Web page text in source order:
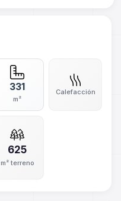
331
m²
Calefacción
625
m² terreno